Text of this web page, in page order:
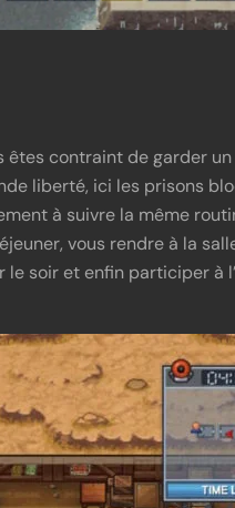
êtes contraint de garder
liberté, ici les prisons
à suivre la même
vous rendre à la
soir et enfin participer à